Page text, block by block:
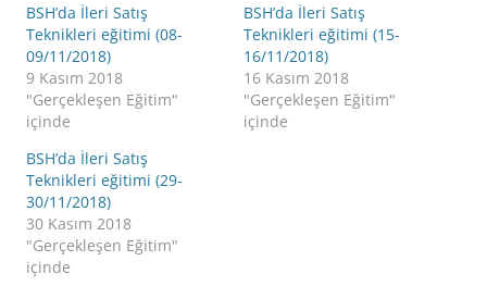
BSH’da İleri Satış
Teknikleri eğitimi (08-
09/11/2018)
9 Kasım 2018
"Gerçekleşen Eğitim"
içinde
BSH’da İleri Satış
Teknikleri eğitimi (15-
16/11/2018)
16 Kasım 2018
"Gerçekleşen Eğitim"
içinde
BSH’da İleri Satış
Teknikleri eğitimi (29-
30/11/2018)
30 Kasım 2018
"Gerçekleşen Eğitim"
içinde